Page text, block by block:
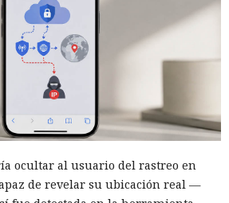
ocultar al usuario del rastreo en
de revelar su ubicación real —